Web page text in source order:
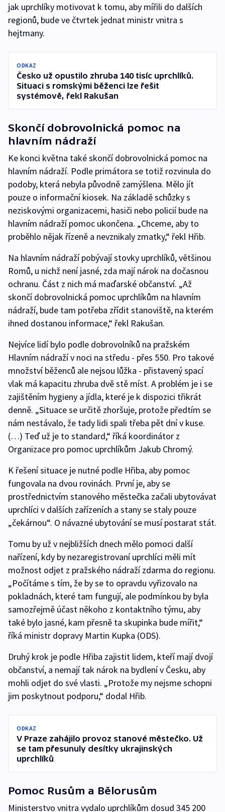
jak uprchlíky motivovat k tomu, aby mířili do dalších
regionů, bude ve čtvrtek jednat ministr vnitra s
hejtmany.
ODKAZ
Česko už opustilo zhruba 140 tisíc uprchlíků.
Situaci s romskými běženci lze řešit
systémově, řekl Rakušan
Skončí dobrovolnická pomoc na
hlavním nádraží
Ke konci května také skončí dobrovolnická pomoc na
hlavním nádraží. Podle primátora se totiž rozvinula do
podoby, která nebyla původně zamýšlena. Mělo jít
pouze o informační kiosek. Na základě schůzky s
neziskovými organizacemi, hasiči nebo policií bude na
hlavním nádraží pomoc ukončena. „Chceme, aby to
proběhlo nějak řízeně a nevznikaly zmatky,“ řekl Hřib.
Na hlavním nádraží pobývají stovky uprchlíků, většinou
Romů, u nichž není jasné, zda mají nárok na dočasnou
ochranu. Část z nich má maďarské občanství. „Až
skončí dobrovolnická pomoc uprchlíkům na hlavním
nádraží, bude tam potřeba zřídit stanoviště, na kterém
ihned dostanou informace,“ řekl Rakušan.
Nejvíce lidí bylo podle dobrovolníků na pražském
Hlavním nádraží v noci na středu - přes 550. Pro takové
množství běženců ale nejsou lůžka - přistavený spací
vlak má kapacitu zhruba dvě stě míst. A problém je i se
zajištěním hygieny a jídla, které je k dispozici třikrát
denně. „Situace se určitě zhoršuje, protože předtím se
nám nestávalo, že tady lidi spali třeba pět dní v kuse.
(…) Teď už je to standard,“ říká koordinátor z
Organizace pro pomoc uprchlíkům Jakub Chromý.
K řešení situace je nutné podle Hřiba, aby pomoc
fungovala na dvou rovinách. První je, aby se
prostřednictvím stanového městečka začali ubytovávat
uprchlíci v dalších zařízeních a stany se staly pouze
„čekárnou“. O návazné ubytování se musí postarat stát.
Tomu by už v nejbližších dnech mělo pomoci další
nařízení, kdy by nezaregistrovaní uprchlíci měli mít
možnost odjet z pražského nádraží zdarma do regionu.
„Počítáme s tím, že by se to opravdu vyřizovalo na
pokladnách, které tam fungují, ale podmínkou by byla
samozřejmě účast někoho z kontaktního týmu, aby
také bylo jasné, kam přesně ta skupinka bude mířit,“
říká ministr dopravy Martin Kupka (ODS).
Druhý krok je podle Hřiba zajistit lidem, kteří mají dvojí
občanství, a nemají tak nárok na bydlení v Česku, aby
mohli odjet do své vlasti. „Protože my nejsme schopni
jim poskytnout podporu,“ dodal Hřib.
ODKAZ
V Praze zahájilo provoz stanové městečko. Už
se tam přesunuly desítky ukrajinských
uprchlíků
Pomoc Rusům a Bělorusům
Ministerstvo vnitra vydalo uprchlíkům dosud 345 200